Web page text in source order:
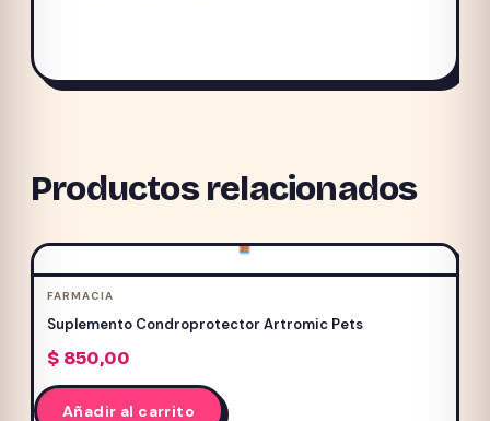
Productos relacionados
FARMACIA
Suplemento Condroprotector Artromic Pets
$850,00
Añadir al carrito